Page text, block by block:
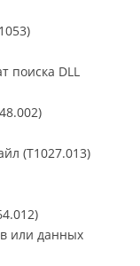
поиска DLL
(T1027.013)
или данных